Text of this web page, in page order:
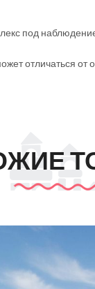
под
отличаться от